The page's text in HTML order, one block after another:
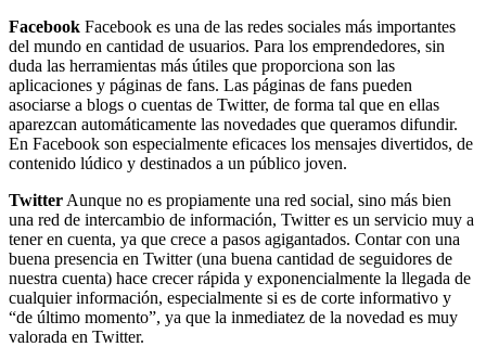
Facebook Facebook es una de las redes sociales más importantes
del mundo en cantidad de usuarios. Para los emprendedores, sin
duda las herramientas más útiles que proporciona son las
aplicaciones y páginas de fans. Las páginas de fans pueden
asociarse a blogs o cuentas de Twitter, de forma tal que en ellas
aparezcan automáticamente las novedades que queramos difundir.
En Facebook son especialmente eficaces los mensajes divertidos, de
contenido lúdico y destinados a un público joven.
Twitter Aunque no es propiamente una red social, sino más bien
una red de intercambio de información, Twitter es un servicio muy a
tener en cuenta, ya que crece a pasos agigantados. Contar con una
buena presencia en Twitter (una buena cantidad de seguidores de
nuestra cuenta) hace crecer rápida y exponencialmente la llegada de
cualquier información, especialmente si es de corte informativo y
“de último momento”, ya que la inmediatez de la novedad es muy
valorada en Twitter.